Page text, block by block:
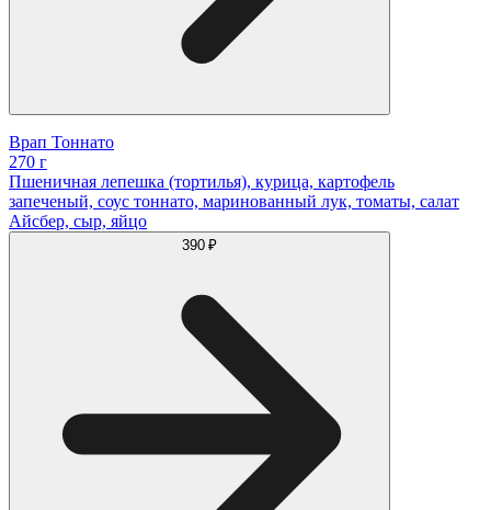
Врап Тоннато
270 г
Пшеничная лепешка (тортилья), курица, картофель
запеченый, соус тоннато, маринованный лук, томаты, салат
Айсбер, сыр, яйцо
390 ₽